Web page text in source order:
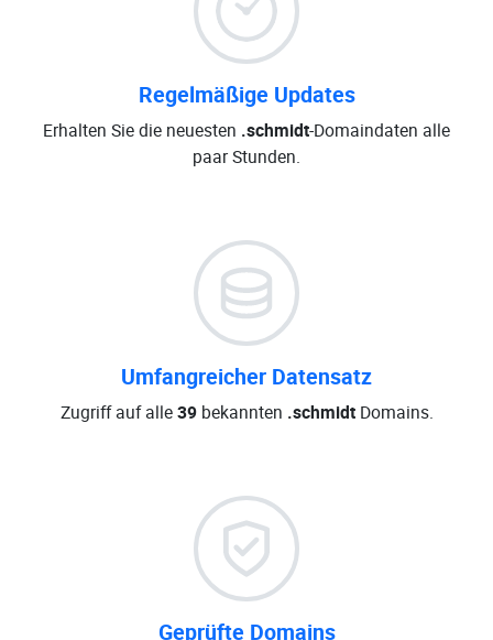
Regelmäßige Updates
Erhalten Sie die neuesten .schmidt-Domaindaten alle
paar Stunden.
Umfangreicher Datensatz
Zugriff auf alle39bekannten .schmidtDomains.
Geprüfte Domains